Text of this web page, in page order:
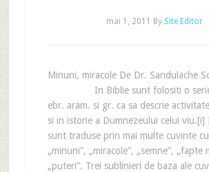
mai 1, 2011 By Site Editor
Minuni, miracole De Dr. Sandulache
In Biblie sunt folositi o serie
ebr. aram. si gr. ca sa descrie
si in istorie a Dumnezeului celui viu.[i]
sunt traduse prin mai multe cuvinte
„minuni”, „miracole”, „semne”, „fapte
„puteri”. Trei sublinieri de baza ale